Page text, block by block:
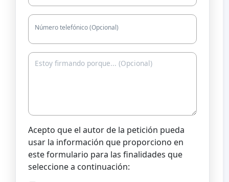
Número telefónico (Opcional)
Acepto que el autor de la petición pueda
usar la información que proporciono en
este formulario para las finalidades que
seleccione a continuación: